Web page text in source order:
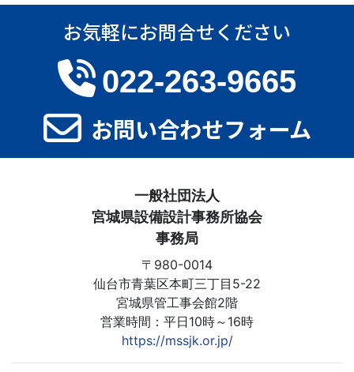
お気軽にお問合せください
022-263-9665
お問い合わせフォーム
一般社団法人
宮城県設備設計事務所協会
事務局
〒980-0014
仙台市青葉区本町三丁目5-22
宮城県管工事会館2階
営業時間：平日10時～16時
https://mssjk.or.jp/